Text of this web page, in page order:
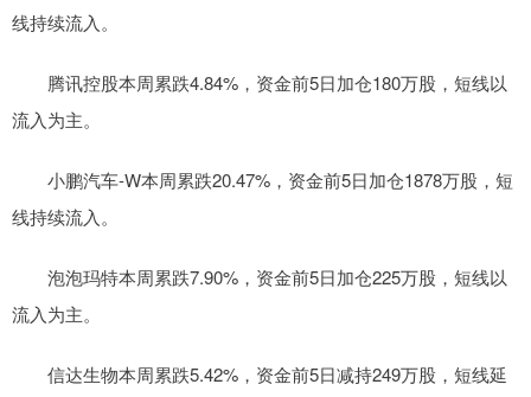
线持续流入。
腾讯控股本周累跌4.84%，资金前5日加仓180万股，短线以
流入为主。
小鹏汽车-W本周累跌20.47%，资金前5日加仓1878万股，短
线持续流入。
泡泡玛特本周累跌7.90%，资金前5日加仓225万股，短线以
流入为主。
信达生物本周累跌5.42%，资金前5日减持249万股，短线延